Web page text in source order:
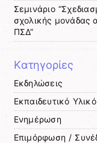
Σεμινάριο
σχολικής μονάδας
ΠΣΔ”
Kατηγορίες
Εκδηλώσεις
Εκπαιδευτικό Υλικό
Ενημέρωση
Επιμόρφωση /